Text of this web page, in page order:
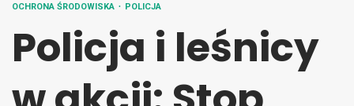
OCHRONA ŚRODOWISKA POLICJA
Policja i leśnicy